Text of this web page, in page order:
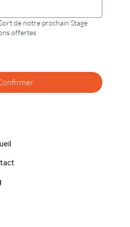
de notre prochain Stage
offertes